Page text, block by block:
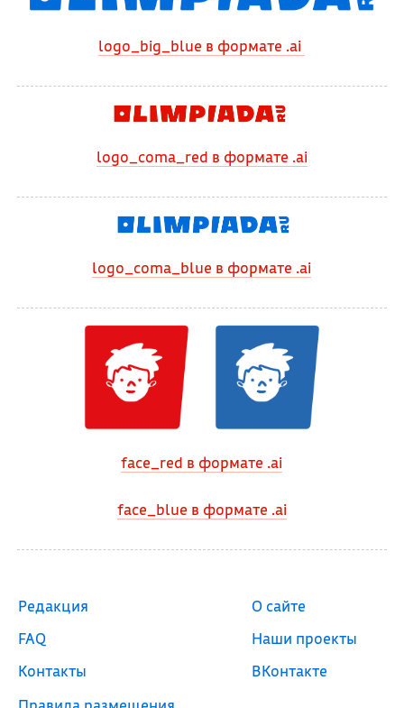
logo_big_blue в формате .ai
logo_coma_red в формате .ai
logo_coma_blue в формате .ai
face_red в формате .ai
face_blue в формате .ai
Редакция
FAQ
Контакты
О сайте
Наши проекты
ВКонтакте